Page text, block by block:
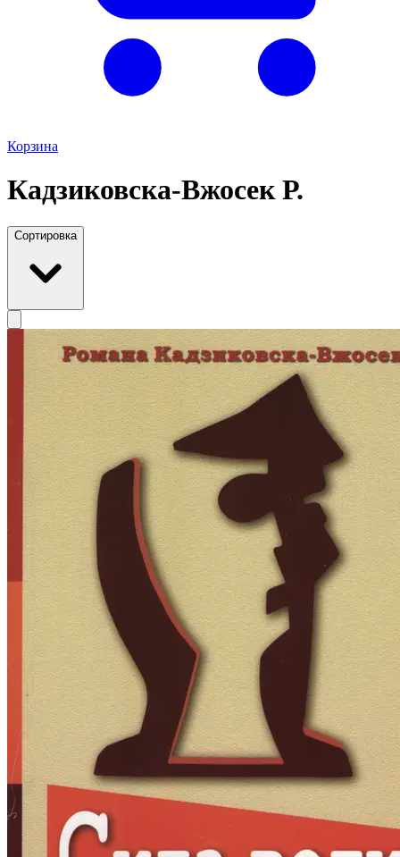
Корзина
Кадзиковска-Вжосек Р.
Сортировка